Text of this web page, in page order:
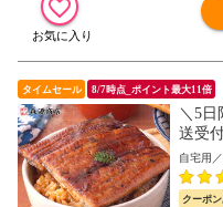
タイムセール 8/7時点_ポイント最大11倍
＼5
送受
ック
国産
60円
自宅用
クーポン